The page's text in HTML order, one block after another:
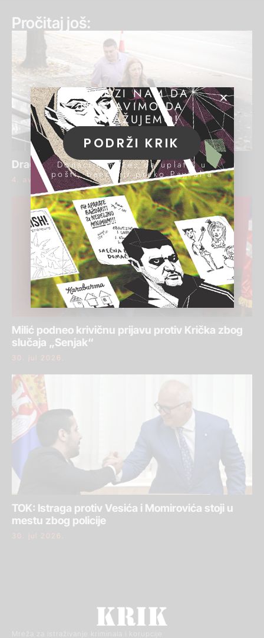
Pročitaj još:
Draginja Bajić ponovo osuđena za pranje para
4. avgust 2026.
Milić podneo krivičnu prijavu protiv Krička zbog
slučaja „Senjak“
30. jul 2026.
TOK: Istraga protiv Vesića i Momirovića stoji u
mestu zbog policije
30. jul 2026.
Mreža za istraživanje kriminala i korupcije
POMOZI NAM DA
NASTAVIMO DA
ISTRAŽUJEMO!
PODRŽI KRIK
Donacije možeš da uplatiš u
pošti, banci ili preko PayPal-a